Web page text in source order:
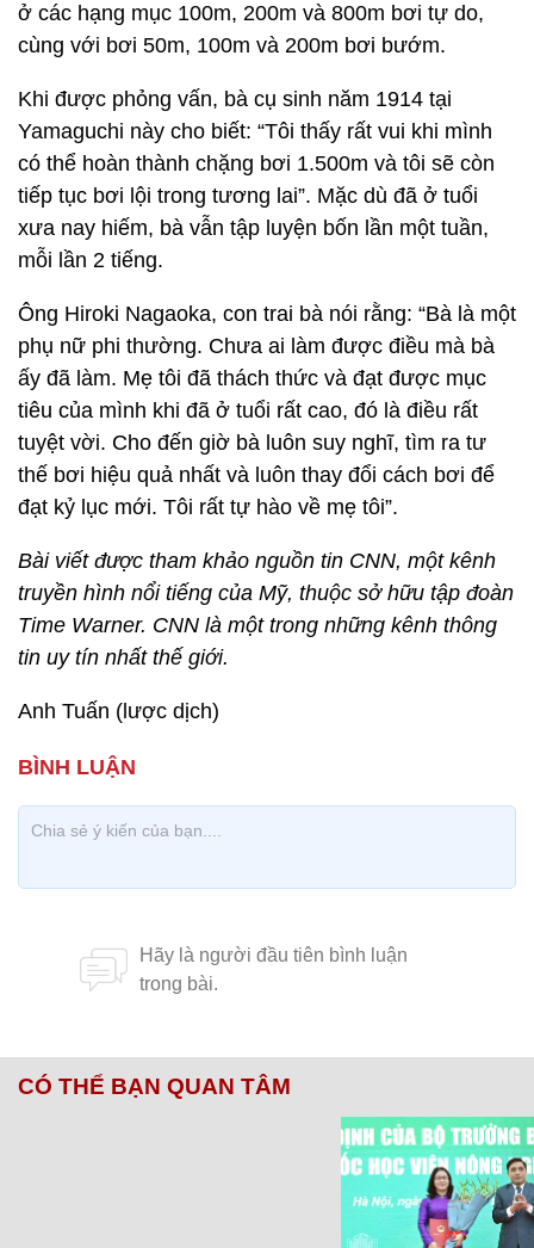
ở các hạng mục 100m, 200m và 800m bơi tự do,
cùng với bơi 50m, 100m và 200m bơi bướm.
Khi được phỏng vấn, bà cụ sinh năm 1914 tại
Yamaguchi này cho biết: “Tôi thấy rất vui khi mình
có thể hoàn thành chặng bơi 1.500m và tôi sẽ còn
tiếp tục bơi lội trong tương lai”. Mặc dù đã ở tuổi
xưa nay hiếm, bà vẫn tập luyện bốn lần một tuần,
mỗi lần 2 tiếng.
Ông Hiroki Nagaoka, con trai bà nói rằng: “Bà là một
phụ nữ phi thường. Chưa ai làm được điều mà bà
ấy đã làm. Mẹ tôi đã thách thức và đạt được mục
tiêu của mình khi đã ở tuổi rất cao, đó là điều rất
tuyệt vời. Cho đến giờ bà luôn suy nghĩ, tìm ra tư
thế bơi hiệu quả nhất và luôn thay đổi cách bơi để
đạt kỷ lục mới. Tôi rất tự hào về mẹ tôi”.
Bài viết được tham khảo nguồn tin CNN, một kênh
truyền hình nổi tiếng của Mỹ, thuộc sở hữu tập đoàn
Time Warner. CNN là một trong những kênh thông
tin uy tín nhất thế giới.
Anh Tuấn (lược dịch)
CÓ THỂ BẠN QUAN TÂM